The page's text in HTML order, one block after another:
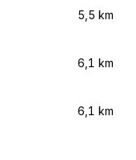
5,5 km
6,1 km
6,1 km